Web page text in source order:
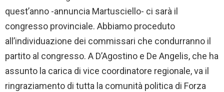
quest’anno -annuncia Martusciello- ci sarà il
congresso provinciale. Abbiamo proceduto
all’individuazione dei commissari che condurranno il
partito al congresso. A D’Agostino e De Angelis, che ha
assunto la carica di vice coordinatore regionale, va il
ringraziamento di tutta la comunità politica di Forza